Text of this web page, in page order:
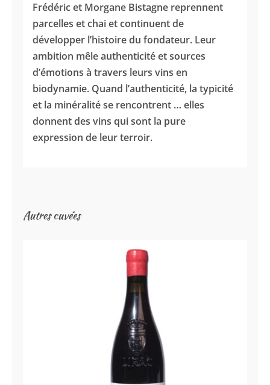
Frédéric et Morgane Bistagne reprennent
parcelles et chai et continuent de
développer l’histoire du fondateur. Leur
ambition mêle authenticité et sources
d’émotions à travers leurs vins en
biodynamie. Quand l’authenticité, la typicité
et la minéralité se rencontrent … elles
donnent des vins qui sont la pure
expression de leur terroir.
Autres cuvées
Ben & Vins – Lirac Rouge